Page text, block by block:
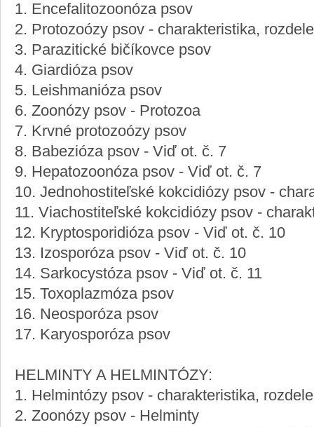
1. Encefalitozoonóza psov
2. Protozoózy psov - charakteristika,
3. Parazitické bičíkovce psov
4. Giardióza psov
5. Leishmanióza psov
6. Zoonózy psov - Protozoa
7. Krvné protozoózy psov
8. Babezióza psov - Viď ot. č. 7
9. Hepatozoonóza psov - Viď ot. č. 7
10. Jednohostiteľské kokcidiózy psov -
11. Viachostiteľské kokcidiózy psov -
12. Kryptosporidióza psov - Viď ot. č. 10
13. Izosporóza psov - Viď ot. č. 10
14. Sarkocystóza psov - Viď ot. č. 11
15. Toxoplazmóza psov
16. Neosporóza psov
17. Karyosporóza psov
HELMINTY A HELMINTÓZY:
1. Helmintózy psov - charakteristika,
2. Zoonózy psov - Helminty